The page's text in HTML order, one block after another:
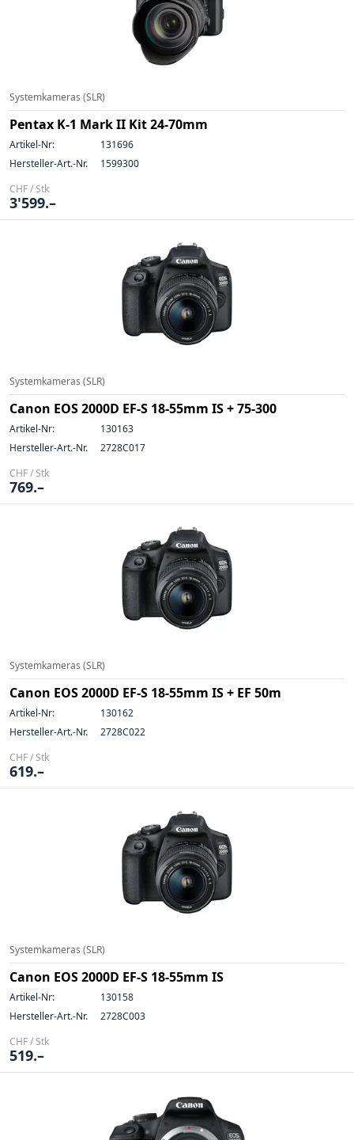
Systemkameras (SLR)
Pentax K-1 Mark II Kit 24-70mm
Artikel-Nr:
131696
Hersteller-Art.-Nr.
1599300
CHF / Stk
3'599.–
Systemkameras (SLR)
Canon EOS 2000D EF-S 18-55mm IS + 75-300
Artikel-Nr:
130163
Hersteller-Art.-Nr.
2728C017
CHF / Stk
769.–
Systemkameras (SLR)
Canon EOS 2000D EF-S 18-55mm IS + EF 50m
Artikel-Nr:
130162
Hersteller-Art.-Nr.
2728C022
CHF / Stk
619.–
Systemkameras (SLR)
Canon EOS 2000D EF-S 18-55mm IS
Artikel-Nr:
130158
Hersteller-Art.-Nr.
2728C003
CHF / Stk
519.–